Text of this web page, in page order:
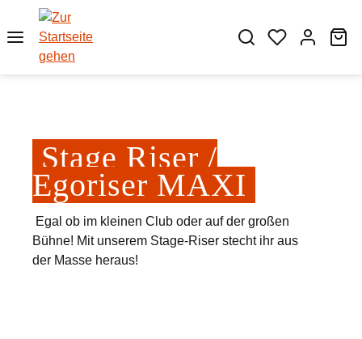
Zum Hauptinhalt springen
Stage Riser /
Egoriser MAXI
Egal ob im kleinen Club oder auf der großen
Bühne! Mit unserem Stage-Riser stecht ihr aus
der Masse heraus!